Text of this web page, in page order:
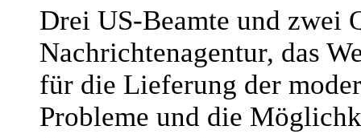
Drei US-Beamte und zwei
Nachrichtenagentur, das
für die Lieferung der
Probleme und die